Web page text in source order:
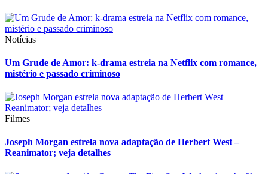
Notícias
Um Grude de Amor: k-drama estreia na Netflix com romance,
mistério e passado criminoso
Filmes
Joseph Morgan estrela nova adaptação de Herbert West –
Reanimator; veja detalhes